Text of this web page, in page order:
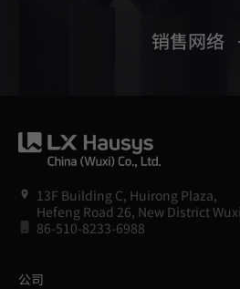
销售网络
13F Building C, Huirong Plaza,
Hefeng Road 26, New District
86-510-8233-6988
公司